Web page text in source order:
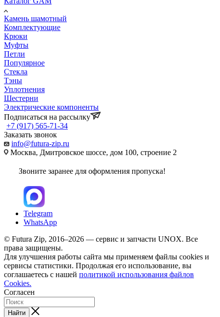
Камень шамотный
Комплектующие
Крюки
Муфты
Петли
Популярное
Стекла
Тэны
Уплотнения
Шестерни
Электрические компоненты
Подписаться на рассылку
+7 (917) 565-71-34
Заказать звонок
info@futura-zip.ru
Москва, Дмитровское шоссе, дом 100, строение 2
Звоните заранее для оформления пропуска!
Telegram
WhatsApp
© Futura Zip, 2016–2026 — сервис и запчасти UNOX. Все
права защищены.
Для улучшения работы сайта мы применяем файлы cookies и
сервисы статистики. Продолжая его использование, вы
соглашаетесь с нашей политикой использования файлов
Cookies.
Согласен
Найти